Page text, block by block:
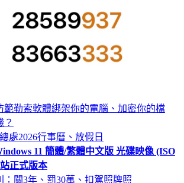
範勒索軟體綁架你的電腦、加密你的檔
？
處2026行事曆、放假日
11 簡體/繁體中文版 光碟映像 (ISO
正式版本
：關3年、罰30萬、扣駕照牌照